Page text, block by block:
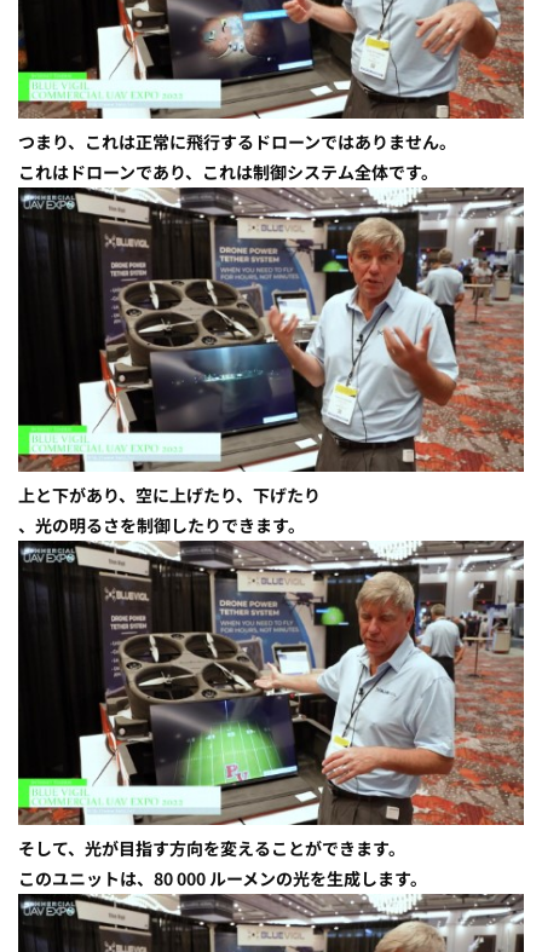
つまり、これは正常に飛行するドローンではありません。
これはドローンであり、これは制御システム全体です。
上と下があり、空に上げたり、下げたり
、光の明るさを制御したりできます。
そして、光が目指す方向を変えることができます。
このユニットは、80 000 ルーメンの光を生成します。